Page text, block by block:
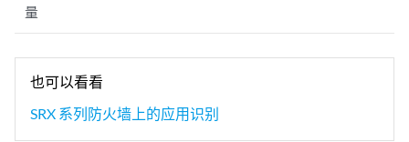
量
也可以看看
SRX 系列防火墙上的应用识别